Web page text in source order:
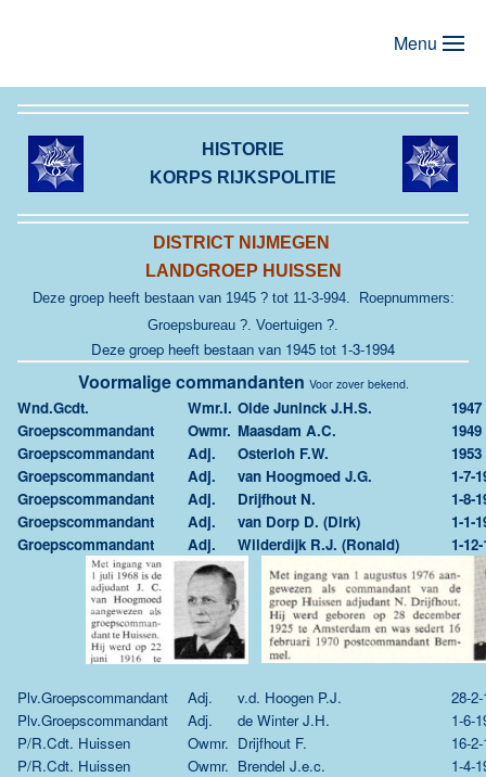
Menu
HISTORIE
KORPS RIJKSPOLITIE
DISTRICT NIJMEGEN
LANDGROEP HUISSEN
Deze groep heeft bestaan van 1945 ? tot 11-3-994. Roepnummers:
Groepsbureau ?. Voertuigen ?.
Deze groep heeft bestaan van 1945 tot 1-3-1994
Voormalige commandanten Voor zover bekend.
Wnd.Gcdt. Wmr.I. Olde Juninck J.H.S.
Groepscommandant
Owmr. Maasdam A.C.
Groepscommandant
Adj. Osterloh F.W.
Groepscommandant
Adj. van Hoogmoed J.G.
1-7-
Groepscommandant
Adj. Drijfhout N.
1-8-
Groepscommandant
Adj. van Dorp D. (Dirk)
1-1-
Groepscommandant
Adj. Wilderdijk R.J. (Ronald) 1-
Plv.Groepscommandant Adj. v.d. Hoogen P.J.
28-
Plv.Groepscommandant
Adj. de Winter J.H.
1-6-
P/R.Cdt. Huissen
Owmr. Drijfhout F.
16-
P/R.Cdt. Huissen
Owmr. Brendel J.e.c.
1-4-